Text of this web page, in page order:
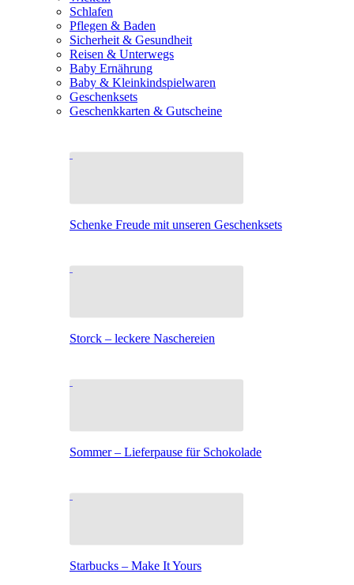
Schlafen
Pflegen & Baden
Sicherheit & Gesundheit
Reisen & Unterwegs
Baby Ernährung
Baby & Kleinkindspielwaren
Geschenksets
Geschenkkarten & Gutscheine
Schenke Freude mit unseren Geschenksets
Storck – leckere Naschereien
Sommer – Lieferpause für Schokolade
Starbucks – Make It Yours